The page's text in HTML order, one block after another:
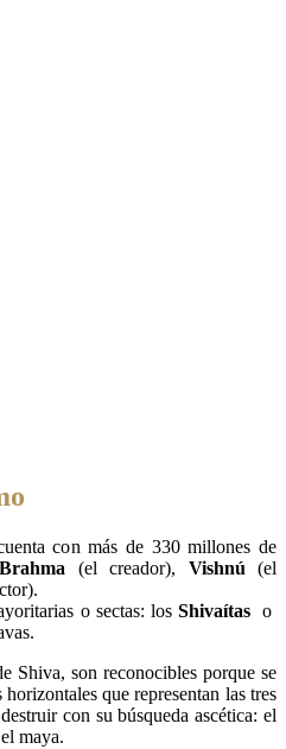
con más de 330 millones de
(el creador), Vishnú (el
o sectas: los Shivaítaso
Shiva, son reconocibles porque se
que representan las tres
con su búsqueda ascética: el
maya.